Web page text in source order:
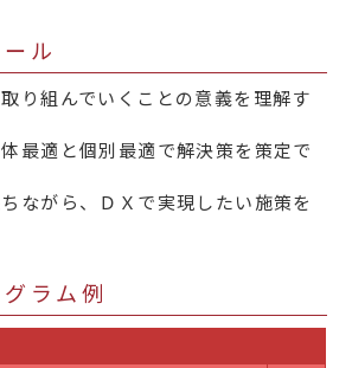
ル
り組んでいくことの意義を理解す
最適と個別最適で解決策を策定で
ながら、ＤＸで実現したい施策を
ラム例